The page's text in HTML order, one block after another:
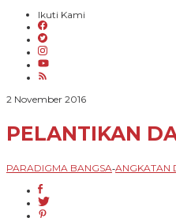
Ikuti Kami
2 November 2016oleh
PELANTIKAN
PARADIGMA BANGSA-ANGKATAN